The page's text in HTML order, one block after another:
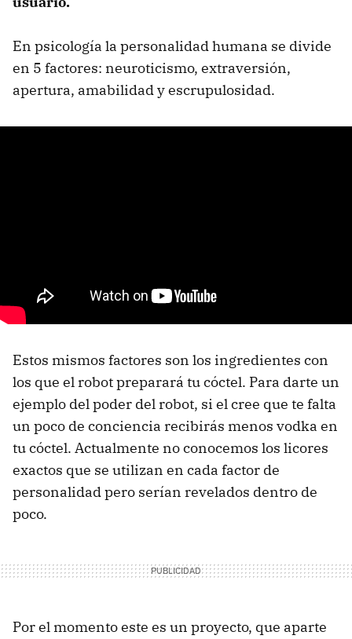
En psicología la personalidad humana se divide
en 5 factores: neuroticismo, extraversión,
apertura, amabilidad y escrupulosidad.
Estos mismos factores son los ingredientes con
los que el robot preparará tu cóctel. Para darte un
ejemplo del poder del robot, si el cree que te falta
un poco de conciencia recibirás menos vodka en
tu cóctel. Actualmente no conocemos los licores
exactos que se utilizan en cada factor de
personalidad pero serían revelados dentro de
poco.
Por el momento este es un proyecto, que aparte